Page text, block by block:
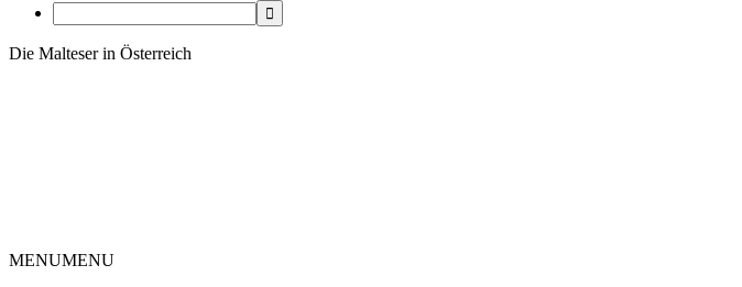
Die Malteser in Österreich
MENUMENU